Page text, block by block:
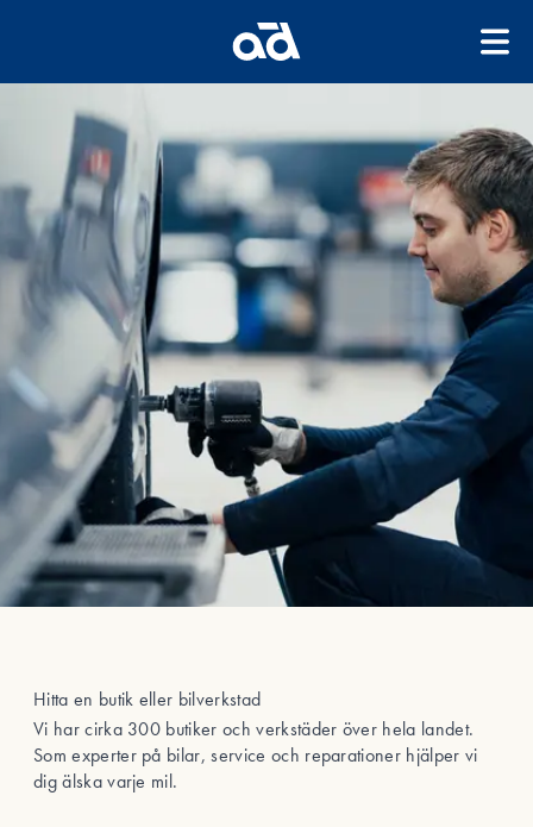
Hitta en butik eller bilverkstad
Vi har cirka 300 butiker och verkstäder över hela landet.
Som experter på bilar, service och reparationer hjälper vi
dig älska varje mil.